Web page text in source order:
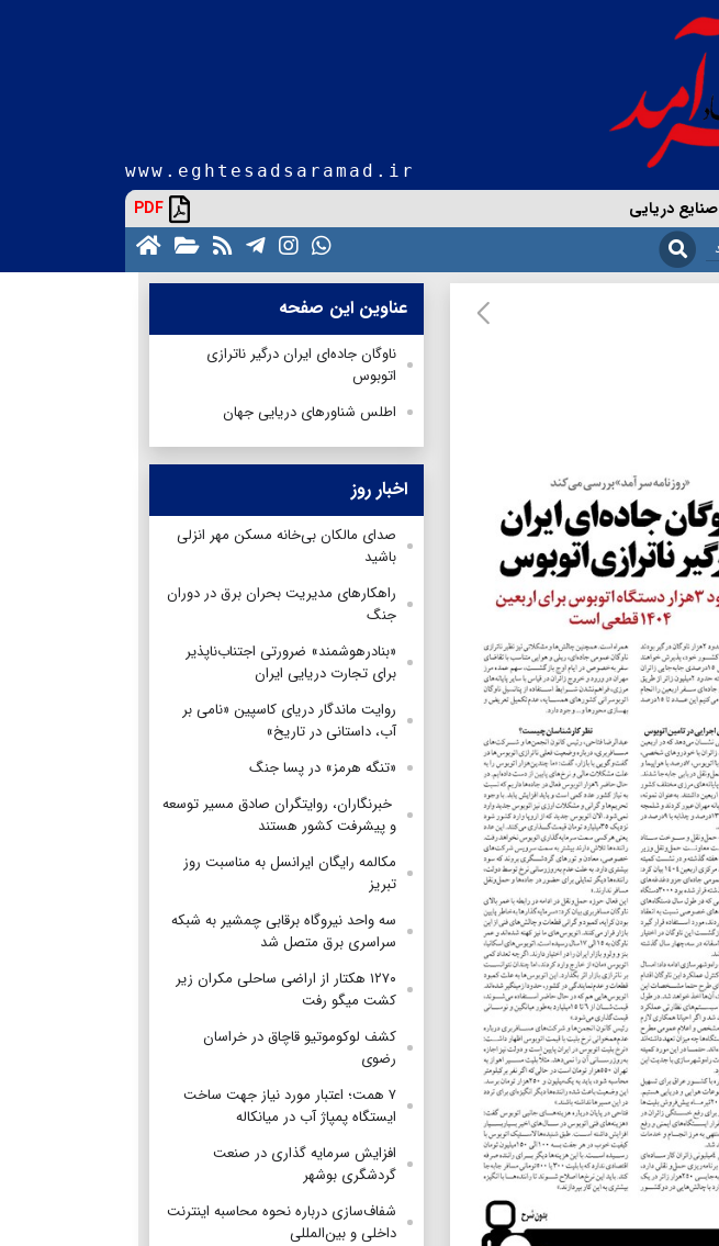
www.eghtesadsaramad.ir
صنایع دریایی PDF
عناوین این صفحه
ناوگان جاده‌ای ایران درگیر ناترازی
اتوبوس
اطلس شناورهای دریایی جهان
اخبار روز
صدای مالکان بی‌خانه مسکن مهر انزلی
باشید
راهکارهای مدیریت بحران برق در دوران
جنگ
«بنادرهوشمند» ضرورتی اجتناب‌ناپذیر
برای تجارت دریایی ایران
روایت ماندگار دریای کاسپین «نامی بر
آب، داستانی در تاریخ»
«تنگه هرمز» در پسا جنگ
‌ خبرنگاران، روایتگران صادق مسیر توسعه
و پیشرفت کشور هستند
مکالمه رایگان ایرانسل به مناسبت روز
تبریز
سه واحد نیروگاه برقابی چمشیر به شبکه
سراسری برق متصل شد
۱۲۷۰ هکتار از اراضی ساحلی مکران زیر
کشت میگو رفت
کشف لوکوموتیو قاچاق در خراسان
رضوی
۷ همت؛ اعتبار مورد نیاز جهت ساخت
ایستگاه پمپاژ آب در میانکاله
افزایش سرمایه گذاری در صنعت
گردشگری بوشهر
شفاف‌سازی درباره نحوه محاسبه اینترنت
داخلی و بین‌المللی